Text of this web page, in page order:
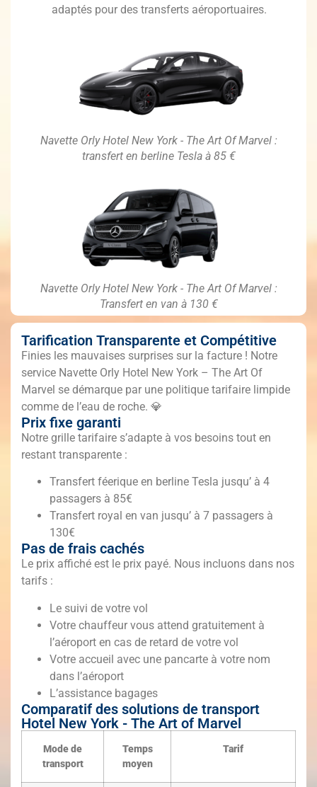
adaptés pour des transferts aéroportuaires.
Navette Orly Hotel New York - The Art Of Marvel :
transfert en berline Tesla à 85 €
Navette Orly Hotel New York - The Art Of Marvel :
Transfert en van à 130 €
Tarification Transparente et Compétitive
Finies les mauvaises surprises sur la facture ! Notre
service Navette Orly Hotel New York – The Art Of
Marvel se démarque par une politique tarifaire limpide
comme de l’eau de roche. 💎
Prix fixe garanti
Notre grille tarifaire s’adapte à vos besoins tout en
restant transparente :
Transfert féerique en berline Tesla jusqu’ à 4
passagers à 85€
Transfert royal en van jusqu’ à 7 passagers à
130€
Pas de frais cachés
Le prix affiché est le prix payé. Nous incluons dans nos
tarifs :
Le suivi de votre vol
Votre chauffeur vous attend gratuitement à
l’aéroport en cas de retard de votre vol
Votre accueil avec une pancarte à votre nom
dans l’aéroport
L’assistance bagages
Comparatif des solutions de transport
Hotel New York - The Art of Marvel
Mode de
transport
Temps
moyen
Tarif